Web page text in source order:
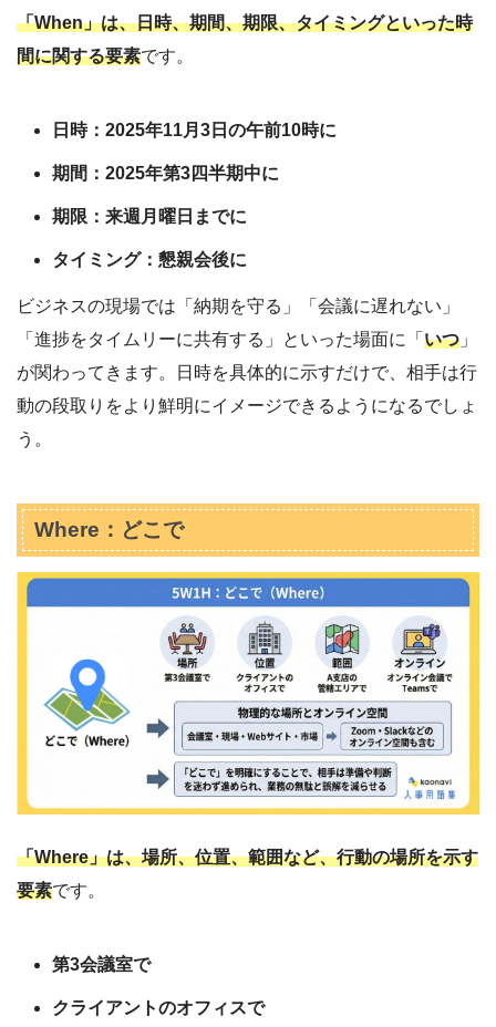
「When」は、日時、期間、期限、タイミングといった時
間に関する要素です。
日時：2025年11月3日の午前10時に
期間：2025年第3四半期中に
期限：来週月曜日までに
タイミング：懇親会後に
ビジネスの現場では「納期を守る」「会議に遅れない」
「進捗をタイムリーに共有する」といった場面に「 いつ 」
が関わってきます。日時を具体的に示すだけで、相手は行
動の段取りをより鮮明にイメージできるようになるでしょ
う。
Where：どこで
「Where」は、場所、位置、範囲など、行動の場所を示す
要素です。
第3会議室で
クライアントのオフィスで